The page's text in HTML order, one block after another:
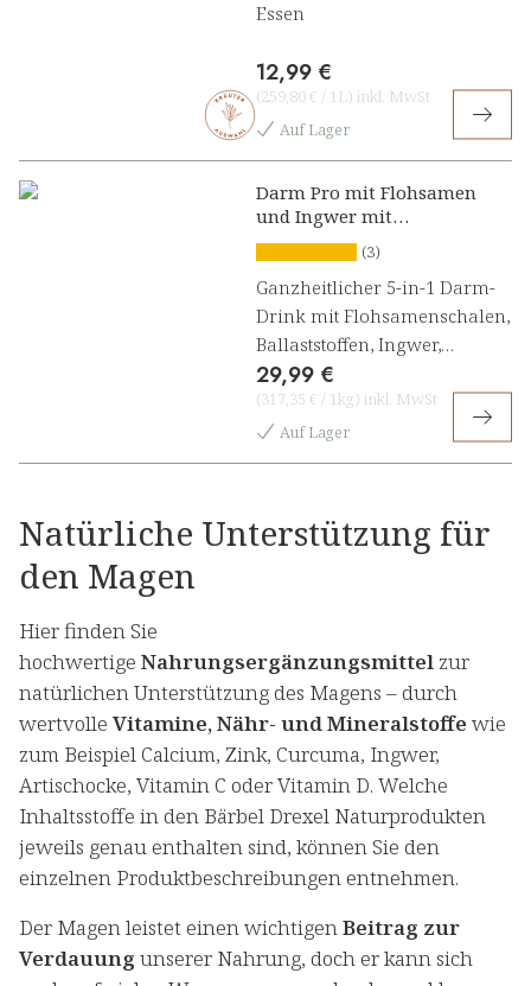
Essen
12,99 €
(259,80 € / 1L) inkl. MwSt
Auf Lager
Darm Pro mit Flohsamen
und Ingwer mit
Zitronengeschmack
(3)
Ganzheitlicher 5-in-1 Darm-
Drink mit Flohsamenschalen,
Ballaststoffen, Ingwer,
Probiotika und Enzymen
29,99 €
(317,35 € / 1kg) inkl. MwSt
Auf Lager
Natürliche Unterstützung für
den Magen
Hier finden Sie
hochwertige Nahrungsergänzungsmittel zur
natürlichen Unterstützung des Magens – durch
wertvolle Vitamine, Nähr- und Mineralstoffe wie
zum Beispiel Calcium, Zink, Curcuma, Ingwer,
Artischocke, Vitamin C oder Vitamin D. Welche
Inhaltsstoffe in den Bärbel Drexel Naturprodukten
jeweils genau enthalten sind, können Sie den
einzelnen Produktbeschreibungen entnehmen.
Der Magen leistet einen wichtigenBeitrag zur
Verdauung unserer Nahrung, doch er kann sich